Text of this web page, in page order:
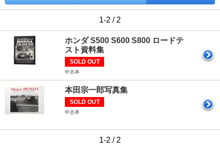
1-2 / 2
ホンダ S500 S600 S800 ロードテ
スト資料集
SOLD OUT
中古本
本田宗一郎写真集
SOLD OUT
中古本
1-2 / 2